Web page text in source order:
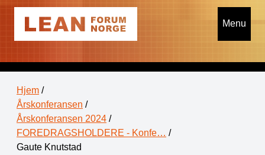
Menu
Hjem /
Årskonferansen /
Årskonferansen 2024 /
FOREDRAGSHOLDERE - Konfe… /
Gaute Knutstad